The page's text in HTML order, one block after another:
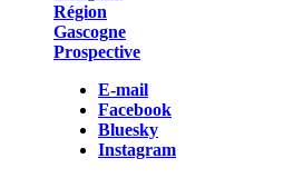
Région
Gascogne
Prospective
E-mail
Facebook
Bluesky
Instagram